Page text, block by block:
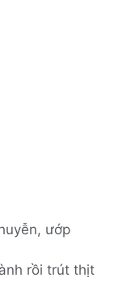
ướp
rồi trút thịt